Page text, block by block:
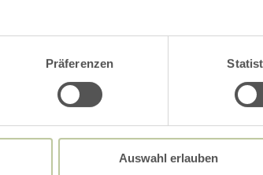
Präferenzen
Auswahl erlauben